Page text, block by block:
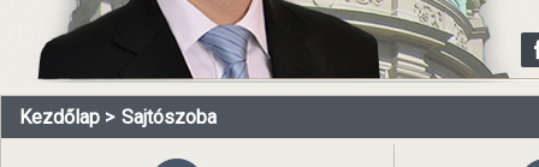
Kezdőlap Sajtószoba